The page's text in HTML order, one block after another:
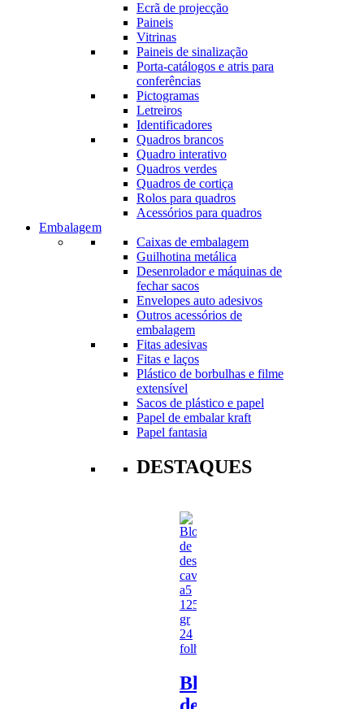
Ecrã de projecção
Paineis
Vitrinas
Paineis de sinalização
Porta-catálogos e atris para
conferências
Pictogramas
Letreiros
Identificadores
Quadros brancos
Quadro interativo
Quadros verdes
Quadros de cortiça
Rolos para quadros
Acessórios para quadros
Embalagem
Caixas de embalagem
Guilhotina metálica
Desenrolador e máquinas de
fechar sacos
Envelopes auto adesivos
Outros acessórios de
embalagem
Fitas adesivas
Fitas e laços
Plástico de borbulhas e filme
extensível
Sacos de plástico e papel
Papel de embalar kraft
Papel fantasia
DESTAQUES
Bloco
de